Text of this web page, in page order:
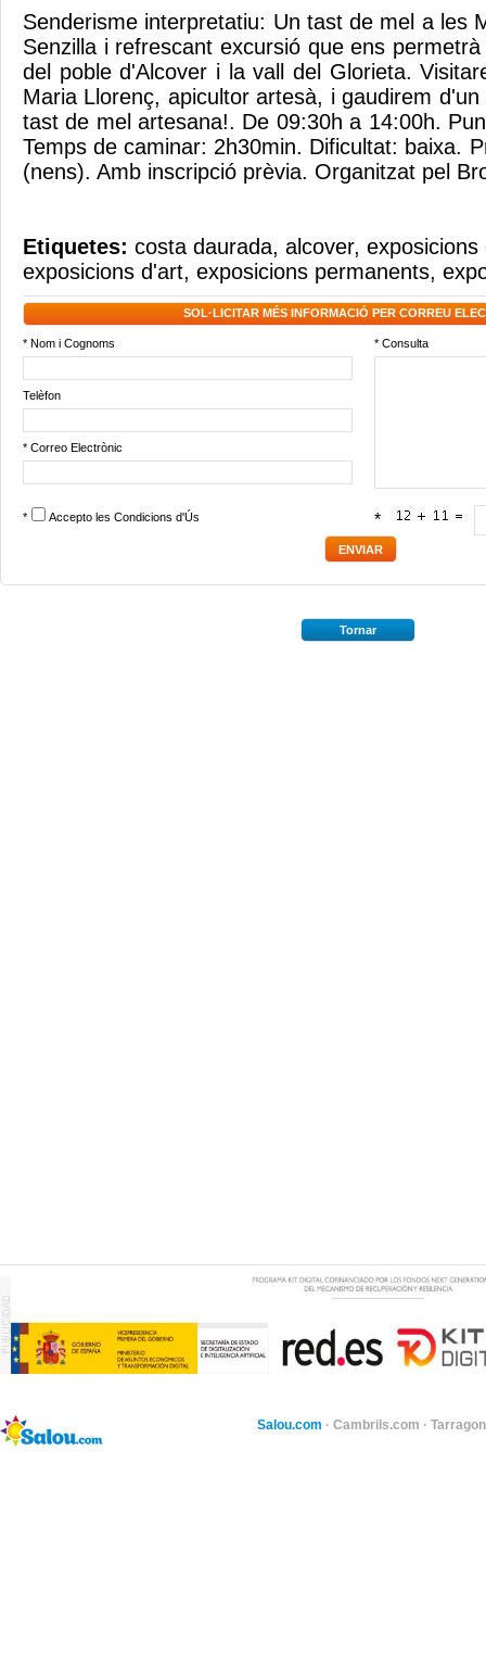
Senderisme interpretatiu: Un tast de mel a les
Senzilla i refrescant excursió que ens
del poble d'Alcover i la vall del Glorieta.
Maria Llorenç, apicultor artesà, i gaudirem
tast de mel artesana!. De 09:30h a 14:00h.
Temps de caminar: 2h30min. Dificultat: baixa.
(nens). Amb inscripció prèvia. Organitzat pel
Etiquetes: costa daurada, alcover, exposicions
exposicions d'art, exposicions permanents,
SOL·LICITAR MÉS INFORMACIÓ PER CORREU
* Nom i Cognoms * Consulta
Telèfon
* Correo Electrònic
* Accepto les Condicions d'Ús *
Tornar
Salou.com · Cambrils.com ·